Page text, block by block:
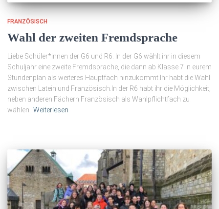
FRANZÖSISCH
Wahl der zweiten Fremdsprache
Liebe Schüler*innen der G6 und R6. In der G6 wählt ihr in diesem
Schuljahr eine zweite Fremdsprache, die dann ab Klasse 7 in eurem
Stundenplan als weiteres Hauptfach hinzukommt.Ihr habt die Wahl
zwischen Latein und Französisch.In der R6 habt ihr die Möglichkeit,
neben anderen Fächern Französisch als Wahlpflichtfach zu
wählen. Weiterlesen